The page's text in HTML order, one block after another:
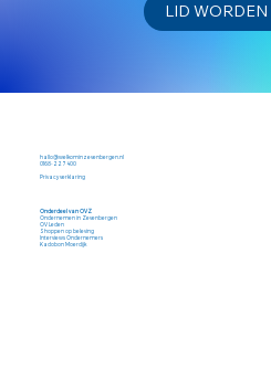
LID WORDEN
hallo@welkominzevenbergen.nl
0168-227400
Privacy verklaring
Onderdeel van OVZ
Ondernemen in Zevenbergen
OV Leden
Shoppen op beleving
Interviews Ondernemers
Kadobon Moerdijk